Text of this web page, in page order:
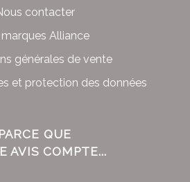
contacter
marques Alliance
générales de vente
et protection des données
PARCE QUE
AVIS COMPTE...